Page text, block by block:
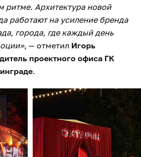
ритме. Архитектура новой
работают на усиление бренда
города, где каждый день
, — отметил Игорь
проектного офиса ГК
.